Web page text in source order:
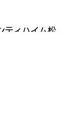
ィハイム松